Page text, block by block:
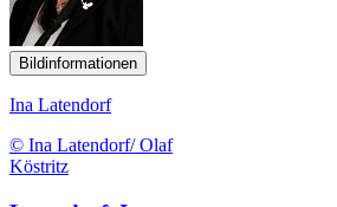
Bildinformationen
Ina Latendorf
© Ina Latendorf/ Olaf
Köstritz